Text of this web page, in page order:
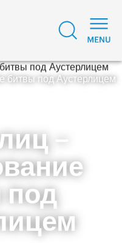
битвы под Аустерлицем
–
под